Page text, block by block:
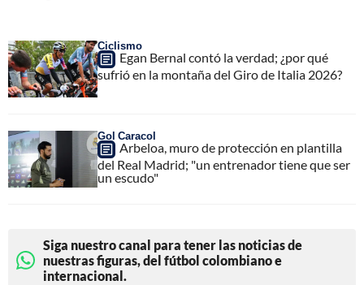
Ciclismo
Egan Bernal contó la verdad; ¿por qué
sufrió en la montaña del Giro de Italia 2026?
Gol Caracol
Arbeloa, muro de protección en plantilla
del Real Madrid; "un entrenador tiene que ser
un escudo"
Siga nuestro canal para tener las noticias de
nuestras figuras, del fútbol colombiano e
internacional.